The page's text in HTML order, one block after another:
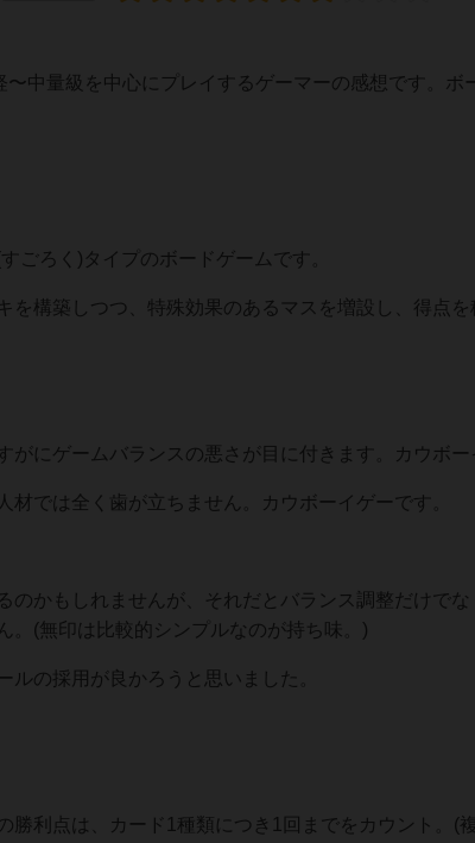
〜中量級を中心にプレイするゲーマーの感想です。ボ
ごろく)タイプのボードゲームです。
を構築しつつ、特殊効果のあるマスを増設し、得点を
がにゲームバランスの悪さが目に付きます。カウボー
材では全く歯が立ちません。カウボーイゲーです。
のかもしれませんが、それだとバランス調整だけで
。(無印は比較的シンプルなのが持ち味。)
ルの採用が良かろうと思いました。
勝利点は、カード1種類につき1回までをカウント。(